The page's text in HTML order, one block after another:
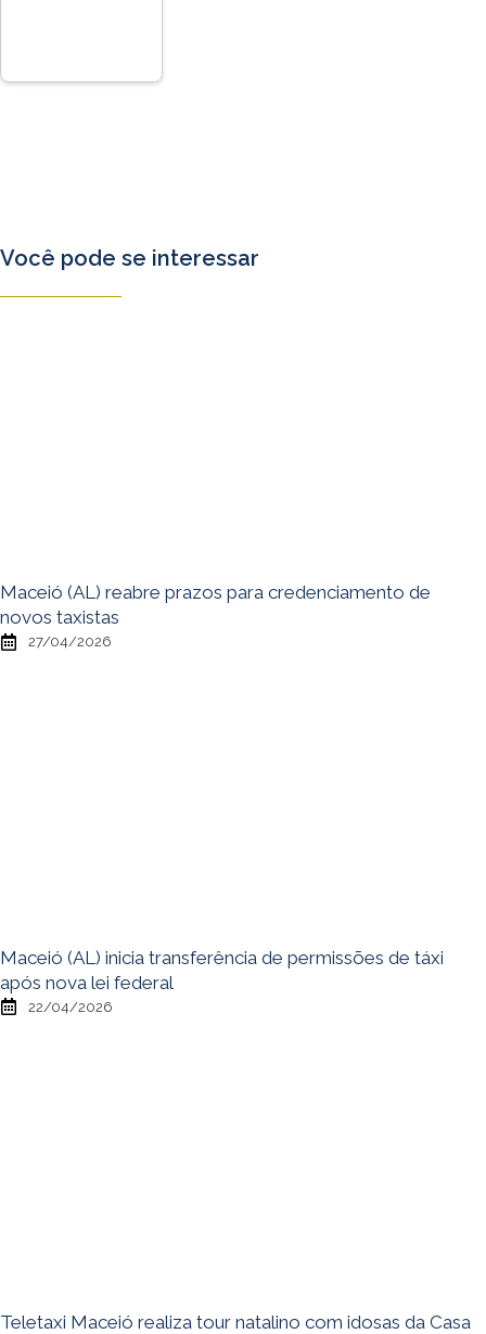
Você pode se interessar
Maceió (AL) reabre prazos para credenciamento de
novos taxistas
27/04/2026
Maceió (AL) inicia transferência de permissões de táxi
após nova lei federal
22/04/2026
Teletaxi Maceió realiza tour natalino com idosas da Casa